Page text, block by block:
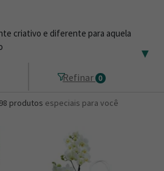
criativo e diferente para aquela
▼
Refinar 0
produtos especiais para você